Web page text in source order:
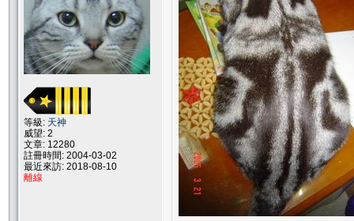
等級: 天神
威望: 2
文章: 12280
註冊時間: 2004-03-02
最近來訪: 2018-08-10
離線